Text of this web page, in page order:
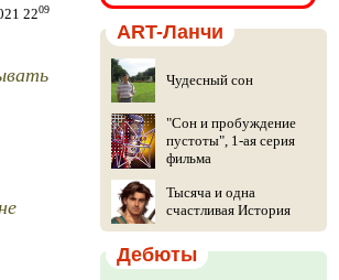
2209
ART-Ланчи
Чудесный сон
"Сон и пробуждение
пустоты", 1-ая серия
фильма
Тысяча и одна
счастливая История
Дебюты